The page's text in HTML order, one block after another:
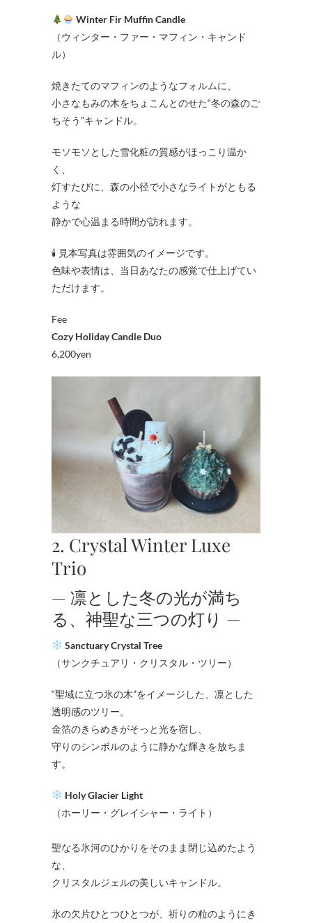
Winter Fir Muffin Candle
（ウィンター・ファー・マフィン・キャンド
ル）
焼きたてのマフィンのようなフォルムに、
小さなもみの木をちょこんとのせた“冬の森のご
ちそう”キャンドル。
モソモソとした雪化粧の質感がほっこり温か
く、
灯すたびに、森の小径で小さなライトがともる
ような
静かで心温まる時間が訪れます。
🕯 見本写真は雰囲気のイメージです。
色味や表情は、当日あなたの感覚で仕上げてい
ただけます。
Fee
Cozy Holiday Candle Duo
6,200yen
2. Crystal Winter Luxe
Trio
— 凛とした冬の光が満ち
る、神聖な三つの灯り —
Sanctuary Crystal Tree
（サンクチュアリ・クリスタル・ツリー）
“聖域に立つ氷の木”をイメージした、凛とした
透明感のツリー。
金箔のきらめきがそっと光を宿し、
守りのシンボルのように静かな輝きを放ちま
す。
Holy Glacier Light
（ホーリー・グレイシャー・ライト）
聖なる氷河のひかりをそのまま閉じ込めたよう
な、
クリスタルジェルの美しいキャンドル。
氷の欠片ひとつひとつが、祈りの粒のようにき